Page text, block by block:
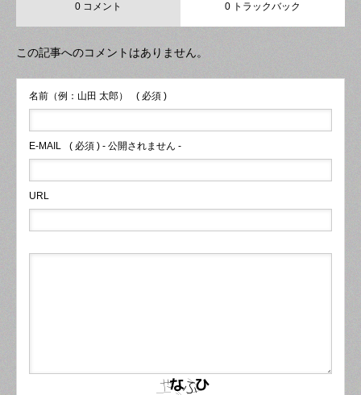
0 コメント 0 トラックバック
この記事へのコメントはありません。
名前（例：山田 太郎） ( 必須 )
E-MAIL ( 必須 ) - 公開されません -
URL